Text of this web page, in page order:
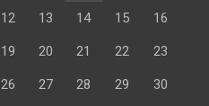
12 13 14 15 16
19 20 21 22 23
26 27 28 29 30